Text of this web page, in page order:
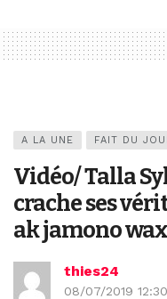
A LA UNE FAIT DU
Vidéo/ Talla
crache ses
ak jamono
thies24
08/07/2019